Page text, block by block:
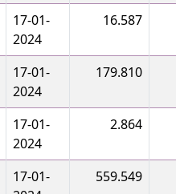
17-01-
2024
16.587
17-01-
2024
179.810
17-01-
2024
2.864
17-01-
559.549